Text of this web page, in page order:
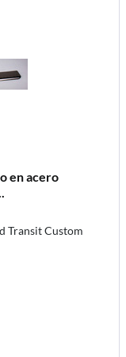
en acero
Transit Custom